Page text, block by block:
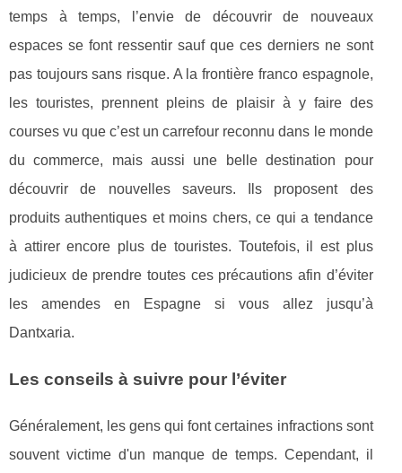
temps à temps, l’envie de découvrir de nouveaux
espaces se font ressentir sauf que ces derniers ne sont
pas toujours sans risque. A la frontière franco espagnole,
les touristes, prennent pleins de plaisir à y faire des
courses vu que c’est un carrefour reconnu dans le monde
du commerce, mais aussi une belle destination pour
découvrir de nouvelles saveurs. Ils proposent des
produits authentiques et moins chers, ce qui a tendance
à attirer encore plus de touristes. Toutefois, il est plus
judicieux de prendre toutes ces précautions afin d’éviter
les amendes en Espagne si vous allez jusqu’à
Dantxaria.
Les conseils à suivre pour l’éviter
Généralement, les gens qui font certaines infractions sont
souvent victime d'un manque de temps. Cependant, il